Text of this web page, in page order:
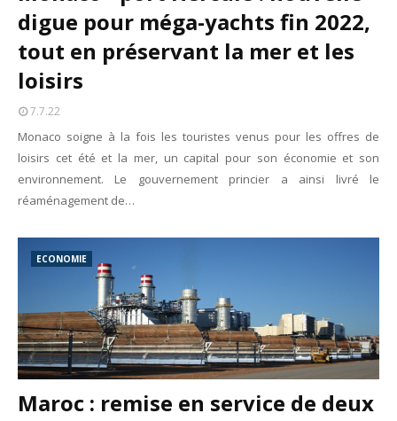
digue pour méga-yachts fin 2022,
tout en préservant la mer et les
loisirs
7.7.22
Monaco soigne à la fois les touristes venus pour les offres de
loisirs cet été et la mer, un capital pour son économie et son
environnement. Le gouvernement princier a ainsi livré le
réaménagement de…
ECONOMIE
Maroc : remise en service de deux